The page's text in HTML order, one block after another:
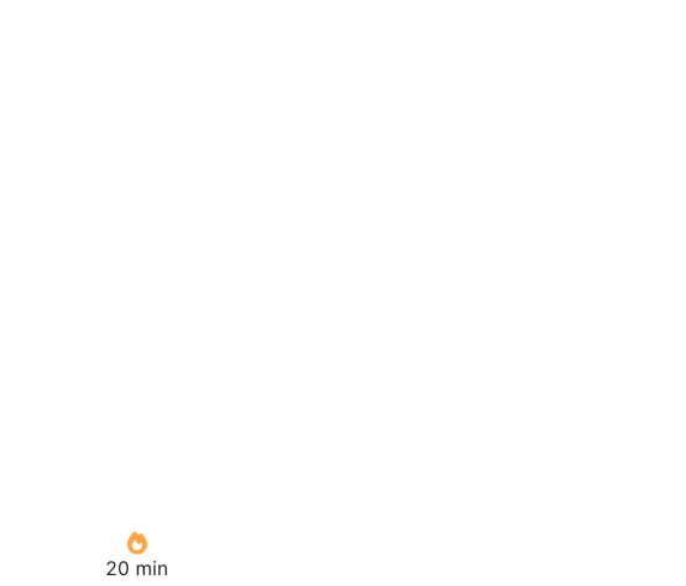
20 min